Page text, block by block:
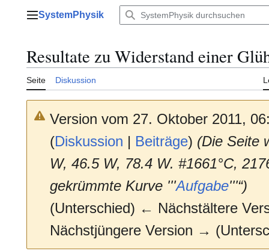
Hauptmenü
SystemPhysik
Resultate zu Widerstand einer
Seite Diskussion
Version vom 27. Oktober 2011,
(Diskussion | Beiträge) (Die Seite
W, 46.5 W, 78.4 W. #1661°C,
gekrümmte Kurve '''Aufgabe'''“)
(Unterschied) ← Nächstältere
Nächstjüngere Version →